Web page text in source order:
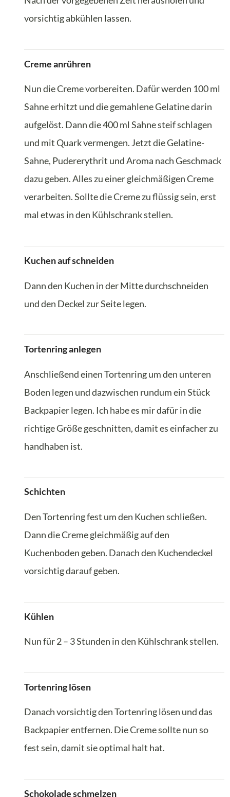
vorsichtig abkühlen lassen.
Creme anrühren
Nun die Creme vorbereiten. Dafür werden 100 ml
Sahne erhitzt und die gemahlene Gelatine darin
aufgelöst. Dann die 400 ml Sahne steif schlagen
und mit Quark vermengen. Jetzt die Gelatine-
Sahne, Pudererythrit und Aroma nach Geschmack
dazu geben. Alles zu einer gleichmäßigen Creme
verarbeiten. Sollte die Creme zu flüssig sein, erst
mal etwas in den Kühlschrank stellen.
Kuchen auf schneiden
Dann den Kuchen in der Mitte durchschneiden
und den Deckel zur Seite legen.
Tortenring anlegen
Anschließend einen Tortenring um den unteren
Boden legen und dazwischen rundum ein Stück
Backpapier legen. Ich habe es mir dafür in die
richtige Größe geschnitten, damit es einfacher zu
handhaben ist.
Schichten
Den Tortenring fest um den Kuchen schließen.
Dann die Creme gleichmäßig auf den
Kuchenboden geben. Danach den Kuchendeckel
vorsichtig darauf geben.
Kühlen
Nun für 2 – 3 Stunden in den Kühlschrank stellen.
Tortenring lösen
Danach vorsichtig den Tortenring lösen und das
Backpapier entfernen. Die Creme sollte nun so
fest sein, damit sie optimal halt hat.
Schokolade schmelzen